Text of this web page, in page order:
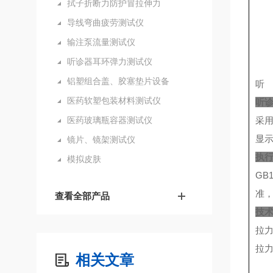
拭子折断力防护冒拉伸力
导线弯曲疲劳测试仪
输注泵流量测试仪
听诊器耳环弹力测试仪
铝塑组合盖、胶塞垫片设备
医药软塑包装材料测试仪
医药玻璃瓶容器测试仪
镜片、镜架测试仪
模拟皮肤
查看全部产品
相关文章
听
听
采
显
执
准
技
拉
拉